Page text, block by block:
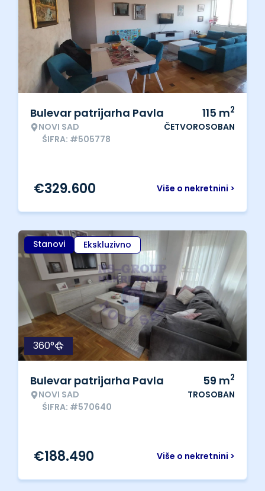
Bulevar patrijarha Pavla
NOVI SAD
ŠIFRA: #505778
115 m2
ČETVOROSOBAN
Više o nekretnini >
€329.600
Stanovi Ekskluzivno
360°
Bulevar patrijarha Pavla
NOVI SAD
ŠIFRA: #570640
59 m2
TROSOBAN
Više o nekretnini >
€188.490